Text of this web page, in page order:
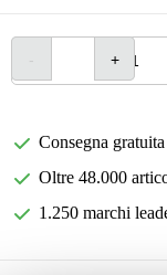
Consegna gratuita
Oltre 48.000
1.250 marchi